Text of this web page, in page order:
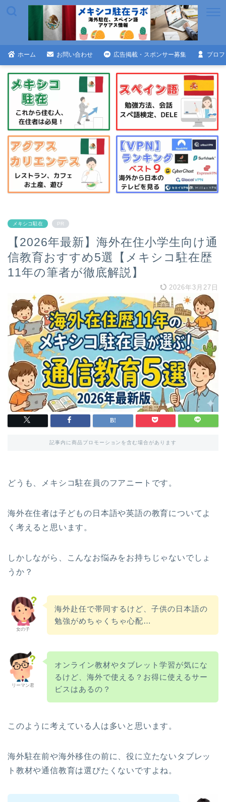
ホーム お問い合わせ 広告掲載・スポンサー募集 プロ
メキシコ駐在 PR
【2026年最新】海外在住小学生向け通
信教育おすすめ5選【メキシコ駐在歴
11年の筆者が徹底解説】
2026年3月27日
記事内に商品プロモーションを含む場合があります
どうも、メキシコ駐在員のフアニートです。
海外在住者は子どもの日本語や英語の教育についてよ
く考えると思います。
しかしながら、こんなお悩みをお持ちじゃないでしょ
うか？
女の子
海外赴任で帯同するけど、子供の日本語の
勉強がめちゃくちゃ心配…
リーマン君
オンライン教材やタブレット学習が気にな
るけど、海外で使える？お得に使えるサー
ビスはあるの？
このように考えている人は多いと思います。
海外駐在前や海外移住の前に、役に立たないタブレッ
ト教材や通信教育は選びたくないですよね。